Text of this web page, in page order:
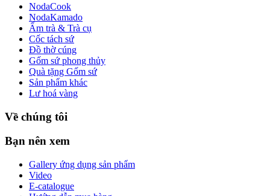
NodaCook
NodaKamado
Ấm trà & Trà cụ
Cốc tách sứ
Đồ thờ cúng
Gốm sứ phong thủy
Quà tặng Gốm sứ
Sản phẩm khác
Lư hoá vàng
Về chúng tôi
Bạn nên xem
Gallery ứng dụng sản phẩm
Video
E-catalogue